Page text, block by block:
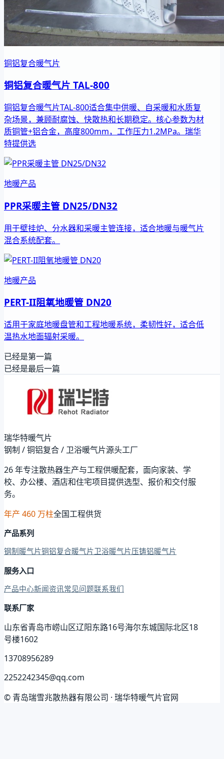
铜铝复合暖气片
铜铝复合暖气片 TAL-800
铜铝复合暖气片TAL-800适合集中供暖、自采暖和水质复
杂场景，兼顾耐腐蚀、快散热和长期稳定。核心参数为材
质铜管+铝合金，高度800mm，工作压力1.2MPa。瑞华
特提供选
地暖产品
PPR采暖主管 DN25/DN32
用于壁挂炉、分水器和采暖主管连接，适合地暖与暖气片
混合系统配套。
地暖产品
PERT-II阻氧地暖管 DN20
适用于家庭地暖盘管和工程地暖系统，柔韧性好，适合低
温热水地面辐射采暖。
已经是第一篇
已经是最后一篇
瑞华特暖气片
钢制 / 铜铝复合 / 卫浴暖气片源头工厂
26 年专注散热器生产与工程供暖配套，面向家装、学
校、办公楼、酒店和住宅项目提供选型、报价和交付服
务。
年产 460 万柱全国工程供货
产品系列
钢制暖气片铜铝复合暖气片卫浴暖气片压铸铝暖气片
服务入口
产品中心新闻资讯常见问题联系我们
联系厂家
山东省青岛市崂山区辽阳东路16号海尔东城国际北区18
号楼1602
13708956289
2252242345@qq.com
© 青岛瑞雪兆散热器有限公司 · 瑞华特暖气片官网